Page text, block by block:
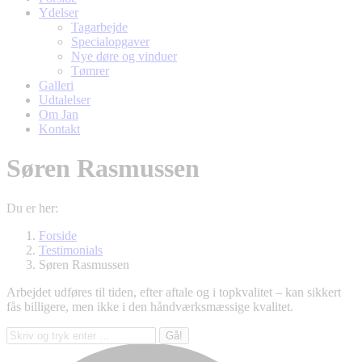
Ydelser
Tagarbejde
Specialopgaver
Nye døre og vinduer
Tømrer
Galleri
Udtalelser
Om Jan
Kontakt
Søren Rasmussen
Du er her:
Forside
Testimonials
Søren Rasmussen
Arbejdet udføres til tiden, efter aftale og i topkvalitet – kan sikkert
fås billigere, men ikke i den håndværksmæssige kvalitet.
Søg: